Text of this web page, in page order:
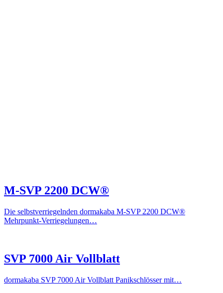
M-SVP 2200 DCW®
Die selbstverriegelnden dormakaba M-SVP 2200 DCW®
Mehrpunkt-Verriegelungen…
SVP 7000 Air Vollblatt
dormakaba SVP 7000 Air Vollblatt Panikschlösser mit…